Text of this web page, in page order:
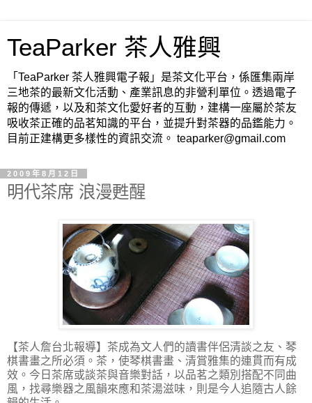
TeaParker 茶人雅興
「TeaParker 茶人雅興電子報」是茶文化平台，係匯集兩岸
三地茶的最新文化活動、產業訊息的非營利單位。透過電子
報的傳遞，以及和茶文化愛好者的互動，建構一座屬於茶友
吸收茶正確的品茗知識的平台，並提升對茶器的品鑑能力。
目前正建構更多樣性的資訊交流。 teaparker@gmail.com
2009年8月12日
明代茶席 浪漫甦醒
【茶人詹台北報導】 茶成為文人們的讀書伴侶清談之友、琴
棋書畫之所必須。茶，使琴棋書畫、清賞雅集的連貫而有成
效。今日茶席或談茶與音樂對話，以品茗之類別搭配不同曲
風，找尋樂器之風韻來應和茶湯滋味，則是今人追隨古人餘